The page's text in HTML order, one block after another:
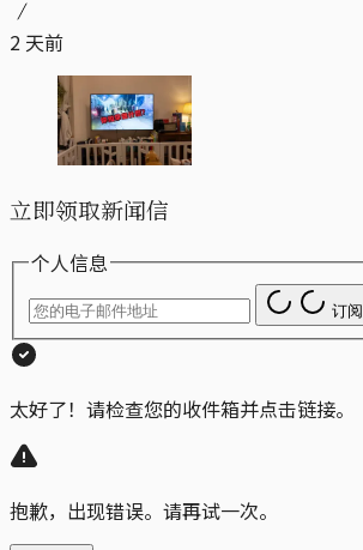
2 天前
立即领取新闻信
个人信息
订阅
太好了！请检查您的收件箱并点击链接。
抱歉，出现错误。请再试一次。